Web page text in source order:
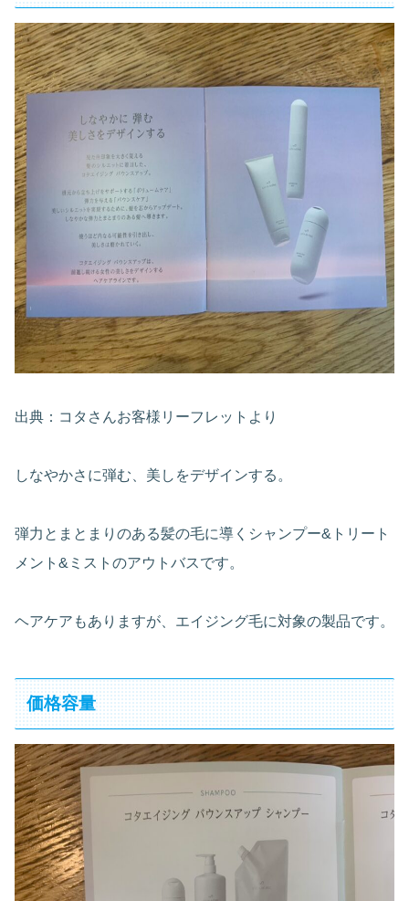
出典：コタさんお客様リーフレットより
しなやかさに弾む、美しをデザインする。
弾力とまとまりのある髪の毛に導くシャンプー&トリート
メント&ミストのアウトバスです。
ヘアケアもありますが、エイジング毛に対象の製品です。
価格容量